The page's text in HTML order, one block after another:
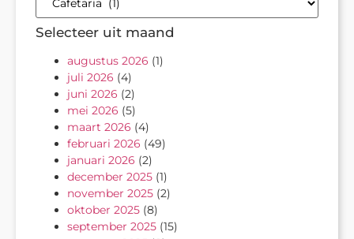
Selecteer uit maand
augustus 2026 (1)
juli 2026 (4)
juni 2026 (2)
mei 2026 (5)
maart 2026 (4)
februari 2026 (49)
januari 2026 (2)
december 2025 (1)
november 2025 (2)
oktober 2025 (8)
september 2025 (15)